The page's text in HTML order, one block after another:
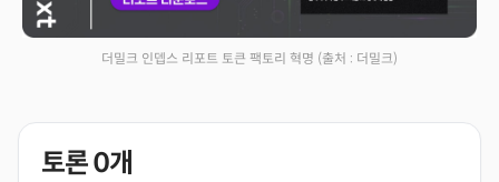
더밀크 인뎁스 리포트 토큰 팩토리 혁명 (출처 : 더밀크)
토론0개